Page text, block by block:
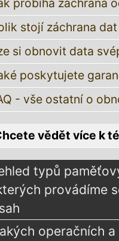
probíhá záchrana
stojí záchrana dat
si obnovit data
poskytujete
- vše ostatní o
vědět více k
typů
provádíme
operačních a